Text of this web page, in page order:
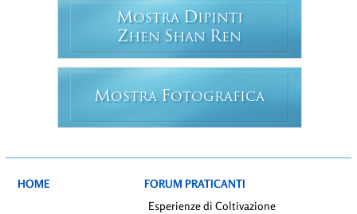
MOSTRA DIPINTI
ZHEN SHAN REN
MOSTRA FOTOGRAFICA
HOME
FORUM PRATICANTI
Esperienze di Coltivazione